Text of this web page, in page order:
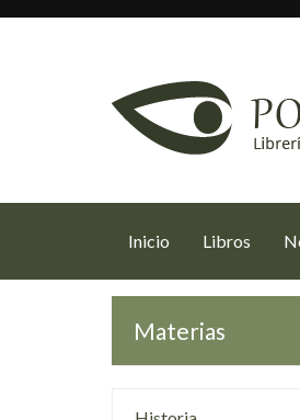
Inicio (current)
Libros
Materias